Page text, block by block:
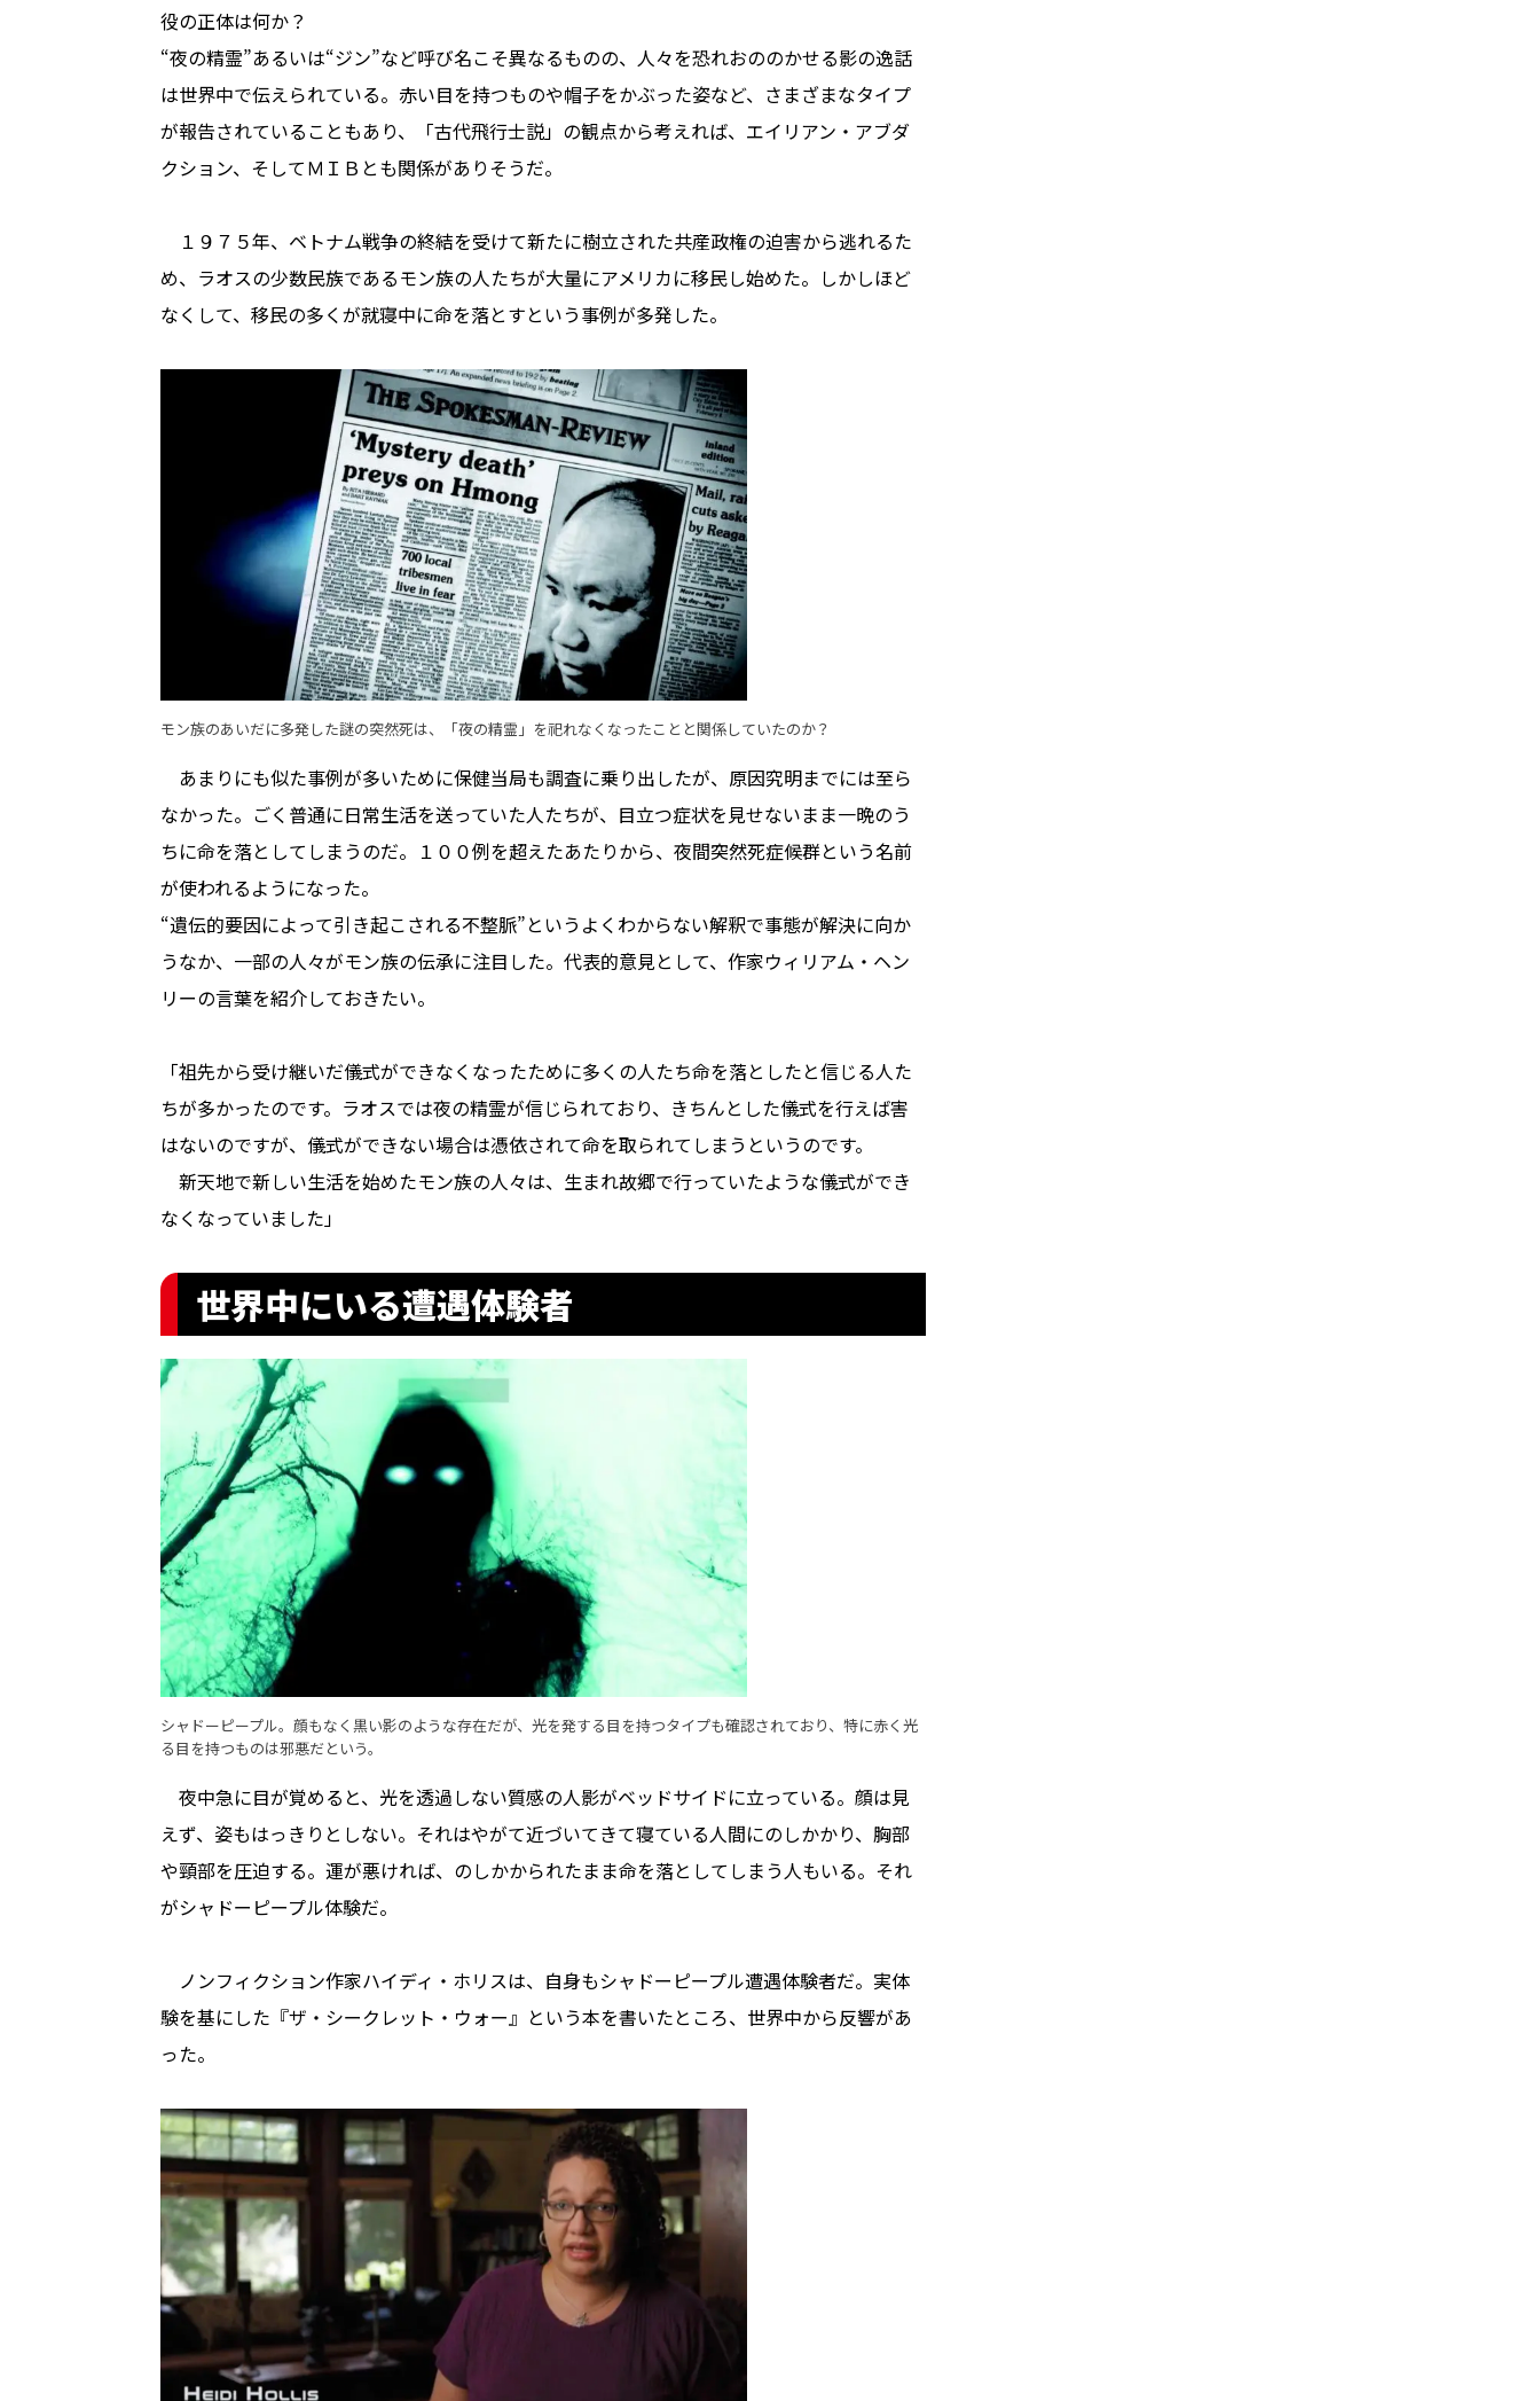
役の正体は何か？
“夜の精霊”あるいは“ジン”など呼び名こそ異なるものの、人々を恐れおののかせる影の逸話
は世界中で伝えられている。赤い目を持つものや帽子をかぶった姿など、さまざまなタイプ
が報告されていることもあり、「古代飛行士説」の観点から考えれば、エイリアン・アブダ
クション、そしてＭＩＢとも関係がありそうだ。
１９７５年、ベトナム戦争の終結を受けて新たに樹立された共産政権の迫害から逃れるた
め、ラオスの少数民族であるモン族の人たちが大量にアメリカに移民し始めた。しかしほど
なくして、移民の多くが就寝中に命を落とすという事例が多発した。
モン族のあいだに多発した謎の突然死は、「夜の精霊」を祀れなくなったことと関係していたのか？
あまりにも似た事例が多いために保健当局も調査に乗り出したが、原因究明までには至ら
なかった。ごく普通に日常生活を送っていた人たちが、目立つ症状を見せないまま一晩のう
ちに命を落としてしまうのだ。１００例を超えたあたりから、夜間突然死症候群という名前
が使われるようになった。
“遺伝的要因によって引き起こされる不整脈”というよくわからない解釈で事態が解決に向か
うなか、一部の人々がモン族の伝承に注目した。代表的意見として、作家ウィリアム・ヘン
リーの言葉を紹介しておきたい。
「祖先から受け継いだ儀式ができなくなったために多くの人たち命を落としたと信じる人た
ちが多かったのです。ラオスでは夜の精霊が信じられており、きちんとした儀式を行えば害
はないのですが、儀式ができない場合は憑依されて命を取られてしまうというのです。
新天地で新しい生活を始めたモン族の人々は、生まれ故郷で行っていたような儀式ができ
なくなっていました」
世界中にいる遭遇体験者
シャドーピープル。顔もなく黒い影のような存在だが、光を発する目を持つタイプも確認されており、特に赤く光
る目を持つものは邪悪だという。
夜中急に目が覚めると、光を透過しない質感の人影がベッドサイドに立っている。顔は見
えず、姿もはっきりとしない。それはやがて近づいてきて寝ている人間にのしかかり、胸部
や頸部を圧迫する。運が悪ければ、のしかかられたまま命を落としてしまう人もいる。それ
がシャドーピープル体験だ。
ノンフィクション作家ハイディ・ホリスは、自身もシャドーピープル遭遇体験者だ。実体
験を基にした『ザ・シークレット・ウォー』という本を書いたところ、世界中から反響があ
った。